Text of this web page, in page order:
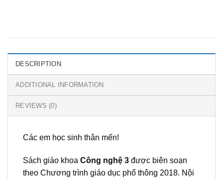
DESCRIPTION
ADDITIONAL INFORMATION
REVIEWS (0)
Các em học sinh thân mến!
Sách giáo khoa Công nghệ 3 được biên soạn
theo Chương trình giáo dục phổ thông 2018. Nội